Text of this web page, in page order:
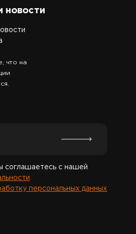
новости
что на
соглашаетесь с нашей
персональных данных